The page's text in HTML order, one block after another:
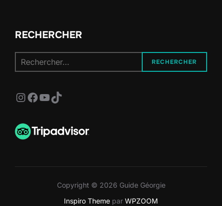
RECHERCHER
pour :
RECHERCHER
Instagram
Facebook
YouTube
TikTok
Copyright © 2026 Guide Géorgie
Inspiro Theme par WPZOOM